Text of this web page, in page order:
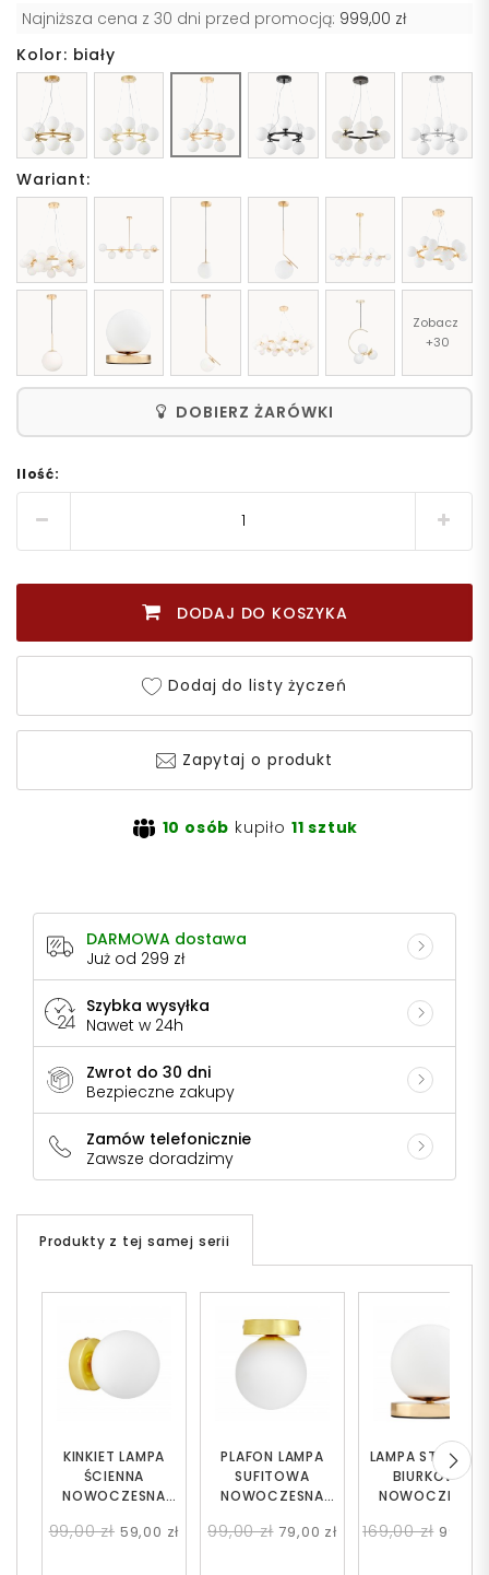
Najniższa cena z 30 dni przed promocją: 999,00 zł
Kolor: biały
Wariant:
Zobacz
+30
DOBIERZ ŻARÓWKI
Ilość:
DODAJ DO KOSZYKA
Dodaj do listy życzeń
Zapytaj o produkt
10 osób kupiło 11 sztuk
DARMOWA dostawa
Już od 299 zł
Szybka wysyłka
Nawet w 24h
Zwrot do 30 dni
Bezpieczne zakupy
Zamów telefonicznie
Zawsze doradzimy
Produkty z tej samej serii
KINKIET LAMPA
ŚCIENNA
NOWOCZESNA
MARSIADA W1
99,00 zł 59,00 zł
PLAFON LAMPA
SUFITOWA
NOWOCZESNA
MARSIADA W1
99,00 zł 79,00 zł
LAMPA
BIURKOWA
NOWOCZESNA
FREDICA W1
169,00 zł 99,00